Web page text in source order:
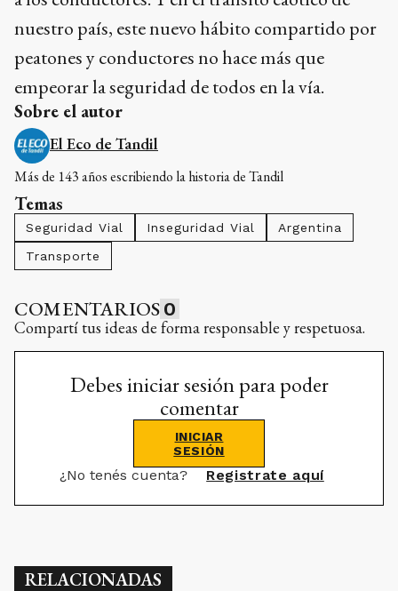
a los conductores. Y en el tránsito caótico de
nuestro país, este nuevo hábito compartido por
peatones y conductores no hace más que
empeorar la seguridad de todos en la vía.
Sobre el autor
El Eco de Tandil
Más de 143 años escribiendo la historia de Tandil
Temas
Seguridad Vial
COMENTARIOS
Debes iniciar sesión para poder
comentar
INICIAR
SESIÓN
¿No tenés cuenta? Registrate aquí